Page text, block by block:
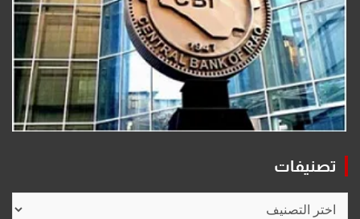
تصنيفات